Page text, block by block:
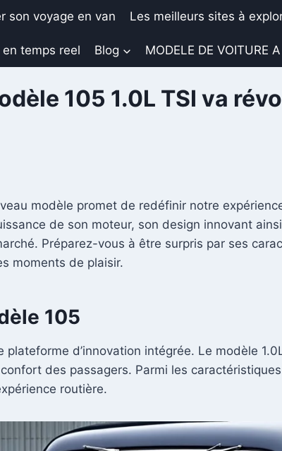
son voyage en van Les meilleurs sites à
temps reel Blog MODELE DE VOITURE
105 1.0L TSI va
modèle promet de redéfinir notre
de son moteur, son design innovant
Préparez-vous à être surpris par ses
moments de plaisir.
105
plateforme d’innovation intégrée. Le modèle
des passagers. Parmi les
routière.